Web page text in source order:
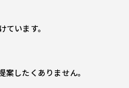
います。
したくありません。